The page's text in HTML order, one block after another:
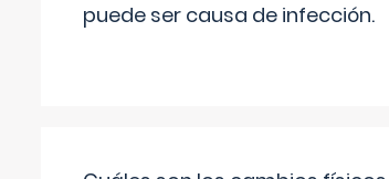
puede ser causa de infección.